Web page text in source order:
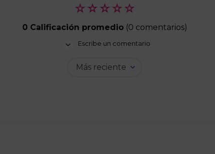
☆ ☆ ☆ ☆ ☆
0 Calificación promedio (0 comentarios)
Escribe un comentario
Más reciente